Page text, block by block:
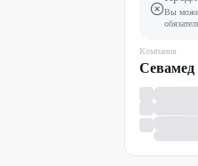
Вы
Компания
Севамед